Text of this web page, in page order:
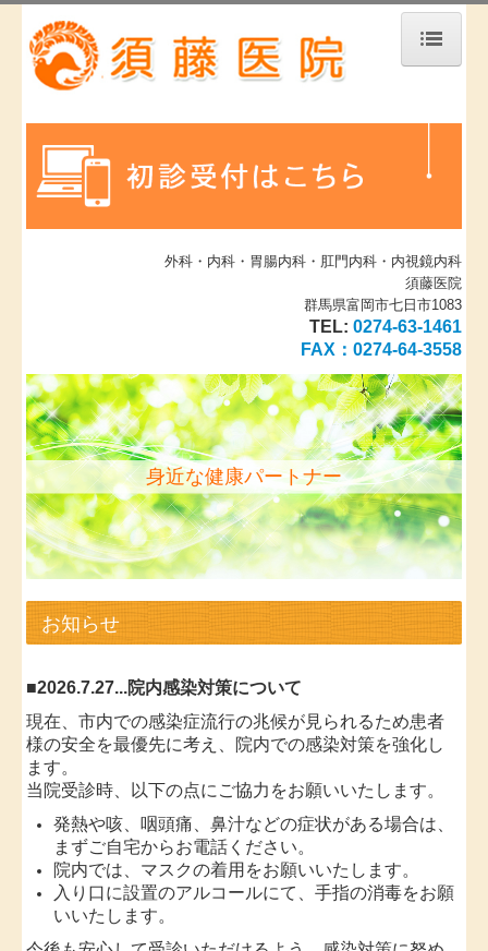
ホーム
医師の紹介
診療のご案内
胃がん検診
胃がんABC検診について
肺炎球菌ワクチンについて
地図、交通案内
初診の方へ
よくある質問
個人情報保護方針
お問い合わせ
外科・内科・胃腸内科・肛門内科・内視鏡内科
須藤医院
群馬県富岡市七日市1083
TEL: 0274-63-1461
FAX： 0274-64-3558
身近な健康パートナー
お知らせ
■2026.7.27...院内感染対策について
現在、市内での感染症流行の兆候が見られるため患者
様の安全を最優先に考え、院内での感染対策を強化し
ます。
当院受診時、以下の点にご協力をお願いいたします。
発熱や咳、咽頭痛、鼻汁などの症状がある場合は、
まずご自宅からお電話ください。
院内では、マスクの着用をお願いいたします。
入り口に設置のアルコールにて、手指の消毒をお願
いいたします。